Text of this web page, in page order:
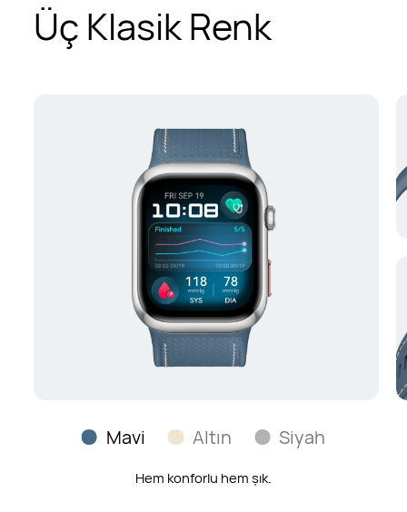
Üç Klasik Renk
İnce dokusuyla bileğinizde parlayan zarafet.
Mavi Altın Siyah